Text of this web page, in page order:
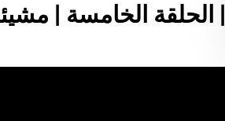
الحلقة الخامسة |